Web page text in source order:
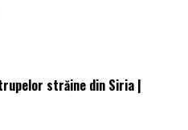
străine din Siria |